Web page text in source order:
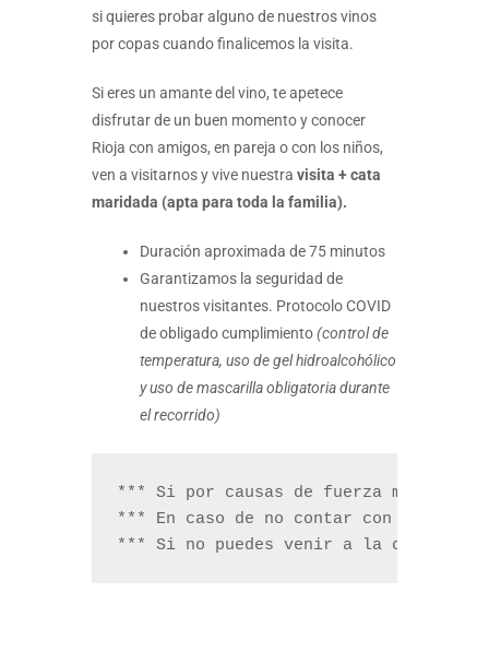
si quieres probar alguno de nuestros vinos
por copas cuando finalicemos la visita.
Si eres un amante del vino, te apetece
disfrutar de un buen momento y conocer
Rioja con amigos, en pareja o con los niños,
ven a visitarnos y vive nuestra visita + cata
maridada (apta para toda la familia).
Duración aproximada de 75 minutos
Garantizamos la seguridad de
nuestros visitantes. Protocolo COVID
de obligado cumplimiento(control de
temperatura, uso de gel hidroalcohólico
y uso de mascarilla obligatoria durante
el recorrido)
*** Si por causas de fuerza mayor o
*** En caso de no contar con
*** Si no puedes venir a la cata y